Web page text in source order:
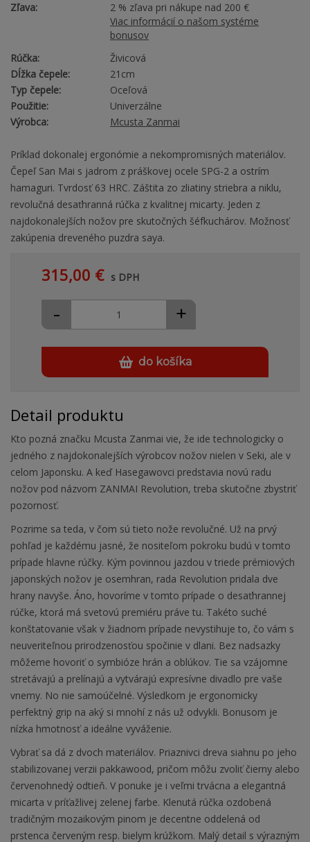
Zľava:
2 % zľava pri nákupe nad 200 €
Viac informácií o našom systéme
bonusov
Rúčka:
Živicová
Dĺžka čepele:
21cm
Typ čepele:
Oceľová
Použitie:
Univerzálne
Výrobca:
Mcusta Zanmai
Príklad dokonalej ergonómie a nekompromisných materiálov.
Čepeľ San Mai s jadrom z práškovej ocele SPG-2 a ostrím
hamaguri. Tvrdosť 63 HRC. Záštita zo zliatiny striebra a niklu,
revolučná desaťhranná rúčka z kvalitnej micarty. Jeden z
najdokonalejších nožov pre skutočných šéfkuchárov. Možnosť
zakúpenia dreveného puzdra saya.
315,00 € s DPH
+
-
do košíka
Detail produktu
Kto pozná značku Mcusta Zanmai vie, že ide technologicky o
jedného z najdokonalejších výrobcov nožov nielen v Seki, ale v
celom Japonsku. A keď Hasegawovci predstavia novú radu
nožov pod názvom ZANMAI Revolution, treba skutočne zbystriť
pozornosť.
Pozrime sa teda, v čom sú tieto nože revolučné. Už na prvý
pohľad je každému jasné, že nositeľom pokroku budú v tomto
prípade hlavne rúčky. Kým povinnou jazdou v triede prémiových
japonských nožov je osemhran, rada Revolution pridala dve
hrany navyše. Áno, hovoríme v tomto prípade o desaťhrannej
rúčke, ktorá má svetovú premiéru práve tu. Takéto suché
konštatovanie však v žiadnom prípade nevystihuje to, čo vám s
neuveriteľnou prirodzenosťou spočinie v dlani. Bez nadsazky
môžeme hovoriť o symbióze hrán a oblúkov. Tie sa vzájomne
stretávajú a prelínajú a vytvárajú expresívne divadlo pre vaše
vnemy. No nie samoúčelné. Výsledkom je ergonomicky
perfektný grip na aký si mnohí z nás už odvykli. Bonusom je
nízka hmotnosť a ideálne vyváženie.
Vybrať sa dá z dvoch materiálov. Priaznivci dreva siahnu po jeho
stabilizovanej verzii pakkawood, pričom môžu zvoliť čierny alebo
červenohnedý odtieň. V ponuke je i veľmi trvácna a elegantná
micarta v príťažlivej zelenej farbe. Klenutá rúčka ozdobená
tradičným mozaikovým pinom je decentne oddelená od
prstenca červeným resp. bielym krúžkom. Malý detail s výrazným